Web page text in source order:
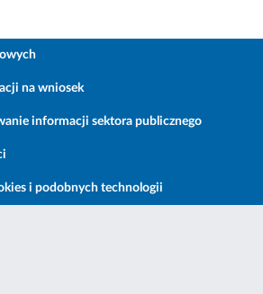
na wniosek
informacji sektora publicznego
i podobnych technologii